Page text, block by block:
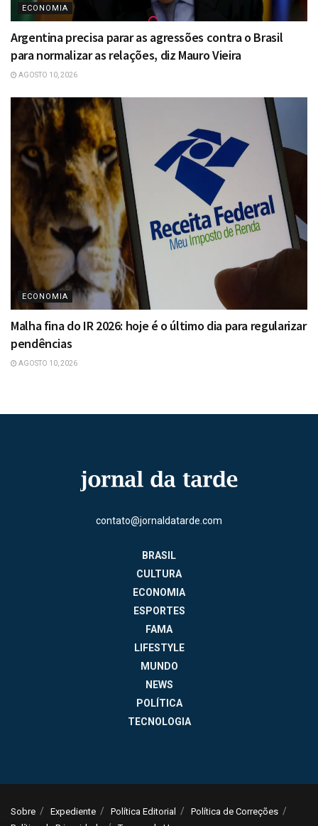
ECONOMIA
Argentina precisa parar as agressões contra o Brasil
para normalizar as relações, diz Mauro Vieira
AGOSTO 10, 2026
ECONOMIA
Malha fina do IR 2026: hoje é o último dia para regularizar
pendências
AGOSTO 10, 2026
contato@jornaldatarde.com
BRASIL
CULTURA
ECONOMIA
ESPORTES
FAMA
LIFESTYLE
MUNDO
NEWS
POLÍTICA
TECNOLOGIA
Sobre Expediente Política Editorial
Política de Correções